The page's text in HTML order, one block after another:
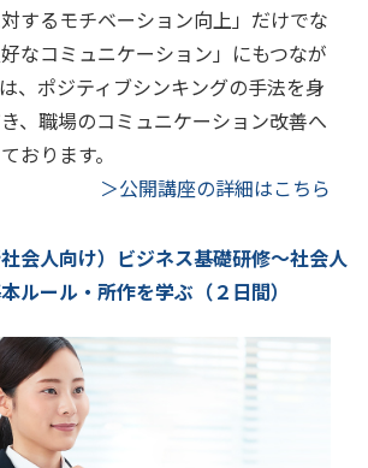
するモチベーション向上」だけでな
なコミュニケーション」にもつなが
、ポジティブシンキングの手法を身
、職場のコミュニケーション改善へ
おります。
＞公開講座の詳細はこちら
社会人向け）ビジネス基礎研修～社会人
ルール・所作を学ぶ（２日間）